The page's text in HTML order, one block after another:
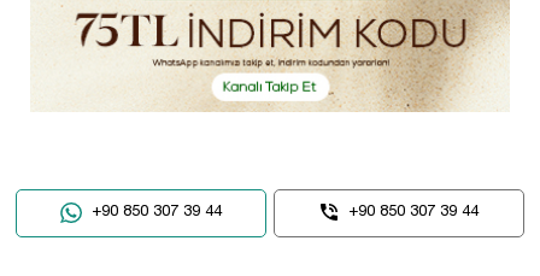
+90 850 307 39 44 +90 850 307 39 44